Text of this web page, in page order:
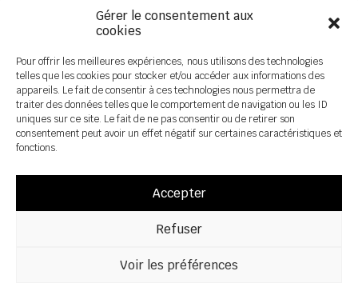
Gérer le consentement aux
cookies
Pour offrir les meilleures expériences, nous utilisons des technologies
telles que les cookies pour stocker et/ou accéder aux informations des
appareils. Le fait de consentir à ces technologies nous permettra de
traiter des données telles que le comportement de navigation ou les ID
uniques sur ce site. Le fait de ne pas consentir ou de retirer son
consentement peut avoir un effet négatif sur certaines caractéristiques et
fonctions.
Accepter
Refuser
Voir les préférences
Zásady ochrany osobných údajov